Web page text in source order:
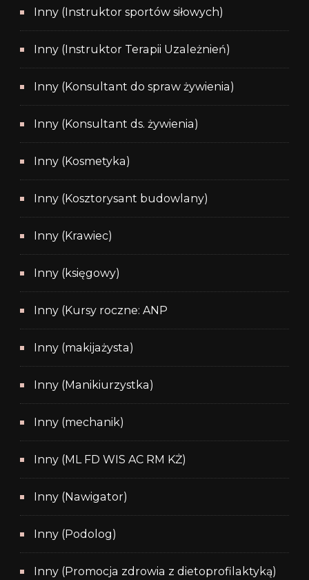
Inny (Instruktor sportów siłowych)
Inny (Instruktor Terapii Uzależnień)
Inny (Konsultant do spraw żywienia)
Inny (Konsultant ds. żywienia)
Inny (Kosmetyka)
Inny (Kosztorysant budowlany)
Inny (Krawiec)
Inny (księgowy)
Inny (Kursy roczne: ANP
Inny (makijażysta)
Inny (Manikiurzystka)
Inny (mechanik)
Inny (ML FD WIS AC RM KŻ)
Inny (Nawigator)
Inny (Podolog)
Inny (Promocja zdrowia z dietoprofilaktyką)